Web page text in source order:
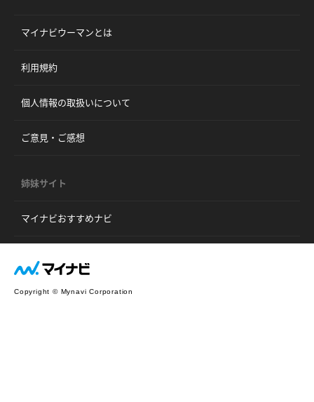
マイナビウーマンとは
利用規約
個人情報の取扱いについて
ご意見・ご感想
姉妹サイト
マイナビおすすめナビ
Copyright © Mynavi Corporation